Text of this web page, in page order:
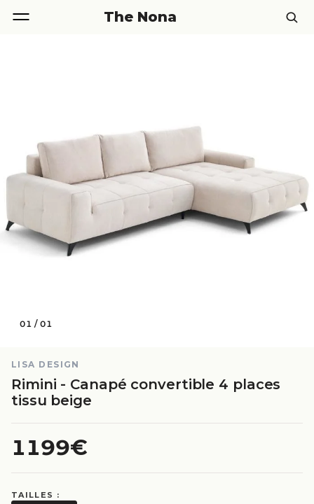
The Nona
01 /01
LISA DESIGN
Rimini - Canapé convertible 4 places
tissu beige
1199€
TAILLES :